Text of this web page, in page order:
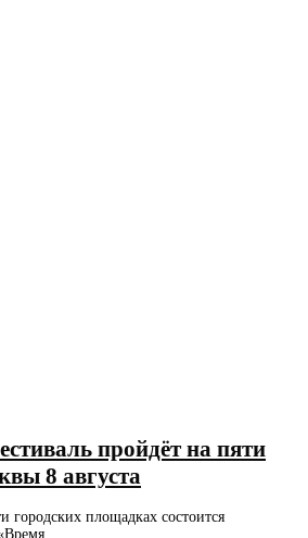
пройдёт на пяти
8 августа
городских площадках состоится
...